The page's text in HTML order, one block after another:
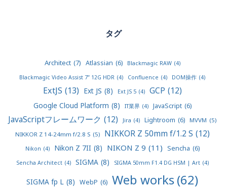
タグ
Architect (7) Atlassian (6) Blackmagic RAW (4)
Blackmagic Video Assist 7” 12G HDR (4) Confluence (4) DOM操作 (4)
ExtJS (13) Ext JS (8) Ext JS 5 (4) GCP (12)
Google Cloud Platform (8) IT業界 (4) JavaScript (6)
JavaScriptフレームワーク (12) Jira (4) Lightroom (6) MVVM (5)
NIKKOR Z 14-24mm f/2.8 S (5) NIKKOR Z 50mm f/1.2 S (12)
Nikon (4) Nikon Z 7II (8) NIKON Z 9 (11) Sencha (6)
Sencha Architect (4) SIGMA (8) SIGMA 50mm F1.4 DG HSM | Art (4)
SIGMA fp L (8) WebP (6) Web works(62)